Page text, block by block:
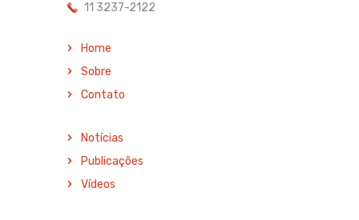
11 3237-2122
Home
Sobre
Contato
Notícias
Publicações
Vídeos